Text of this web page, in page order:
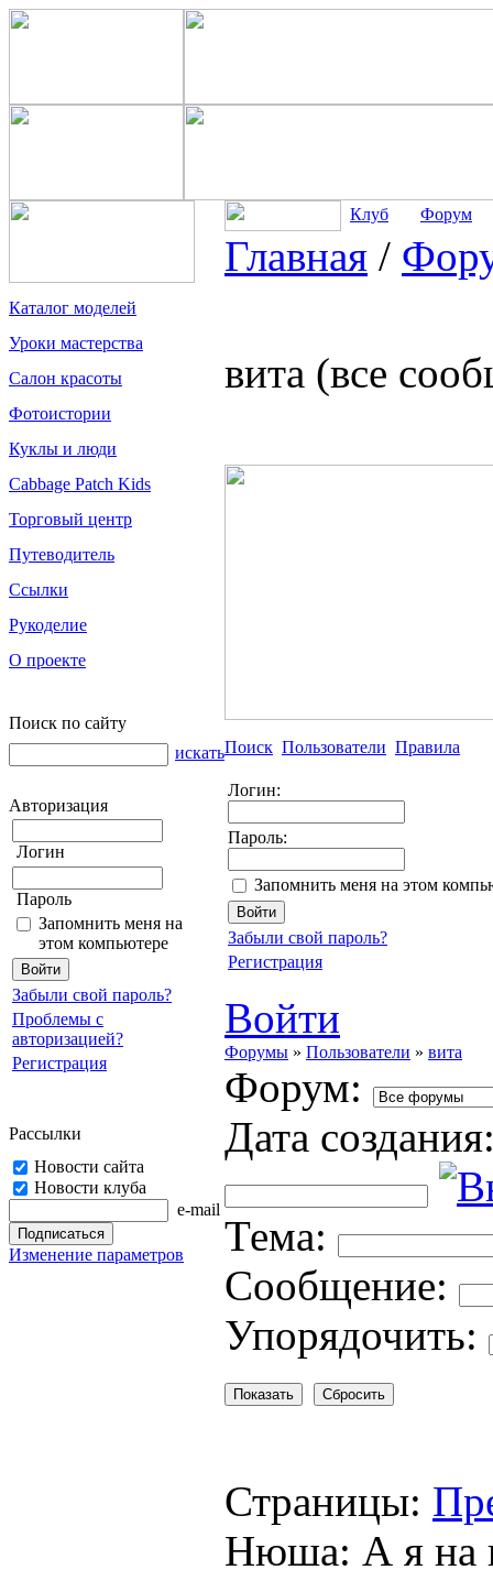
Каталог моделей
Уроки мастерства
Салон красоты
Фотоистории
Куклы и люди
Cabbage Patch Kids
Торговый центр
Путеводитель
Ссылки
Рукоделие
О проекте
Поиск по сайту
искать
Авторизация
Логин
Пароль
Запомнить меня на
этом компьютере
Забыли свой пароль?
Проблемы с
авторизацией?
Регистрация
Рассылки
Новости сайта
Новости клуба
e-mail
Изменение параметров
Клуб Форум
Главная /
вита (все
Поиск Пользователи Правила
Логин:
Пароль:
Запомнить меня на этом
Забыли свой пароль?
Регистрация
Войти
Форумы » Пользователи » вита
Форум:
Дата
Тема:
Cooбщение:
Упорядочить:
Страницы:
Нюша: А я на